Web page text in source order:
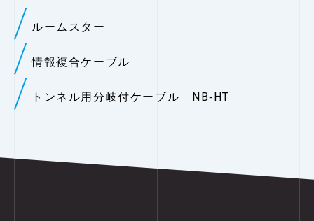
ルームスター
情報複合ケーブル
トンネル用分岐付ケーブル NB‐HT